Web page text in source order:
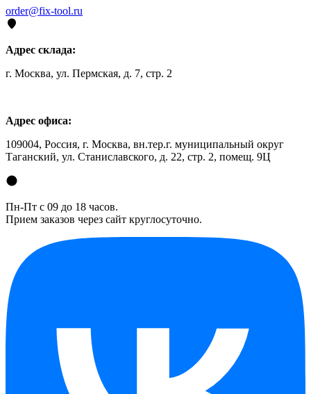
order@fix-tool.ru
Адрес склада:
г. Москва, ул. Пермская, д. 7, стр. 2
Адрес офиса:
109004, Россия, г. Москва, вн.тер.г. муниципальный округ
Таганский, ул. Станиславского, д. 22, стр. 2, помещ. 9Ц
Пн-Пт с 09 до 18 часов.
Прием заказов через сайт круглосуточно.